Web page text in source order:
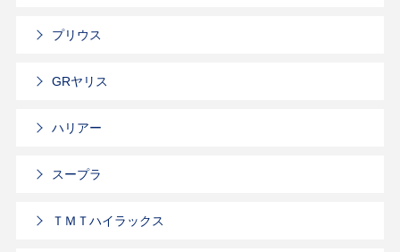
プリウス
GRヤリス
ハリアー
スープラ
ＴＭＴハイラックス